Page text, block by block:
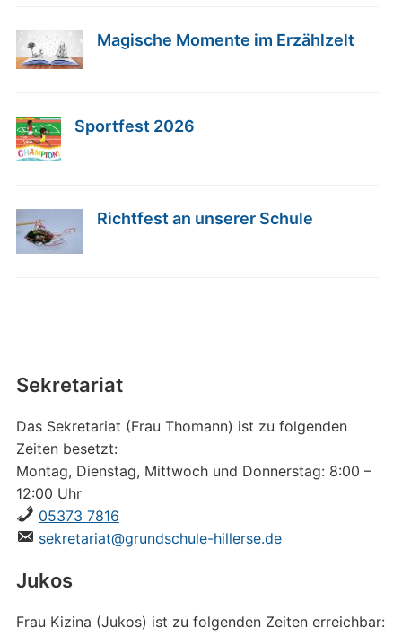
Magische Momente im Erzählzelt
Sportfest 2026
Richtfest an unserer Schule
Sekretariat
Das Sekretariat (Frau Thomann) ist zu folgenden
Zeiten besetzt:
Montag, Dienstag, Mittwoch und Donnerstag: 8:00 –
12:00 Uhr
05373 7816
sekretariat@grundschule-hillerse.de
Jukos
Frau Kizina (Jukos) ist zu folgenden Zeiten erreichbar: